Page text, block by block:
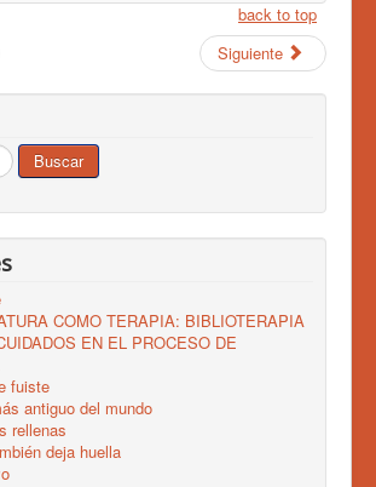
back to top
Siguiente
Buscar
COMO TERAPIA: BIBLIOTERAPIA
EN EL PROCESO DE
fuiste
antiguo del mundo
rellenas
deja huella